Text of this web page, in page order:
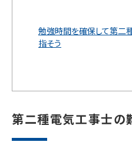
勉強時間を確保して第二
指そう
第二種電気工事士の